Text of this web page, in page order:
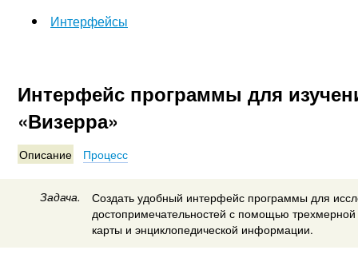
Интерфейсы
Интерфейс программы для
«Визерра»
Описание Процесс
Задача.
Создать удобный интерфейс программы для
достопримечательностей с помощью
карты и энциклопедической информации.